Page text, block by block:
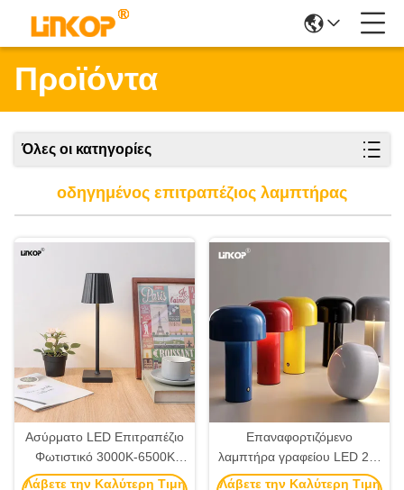
Προϊόντα
Όλες οι κατηγορίες
οδηγημένος επιτραπέζιος λαμπτήρας
Ασύρματο LED Επιτραπέζιο
Φωτιστικό 3000K-6500K
Αφής Φορητό Προστασία
Λάβετε την Καλύτερη Τιμή
Επαναφορτιζόμενο
λαμπτήρα γραφείου LED 2W
5V 3000K 4500K 6000K
Λάβετε την Καλύτερη Τιμή